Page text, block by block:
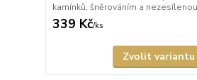
kamínků, šněrováním a
339 Kč/ks
Zvolit variantu